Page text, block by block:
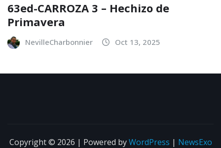
63ed-CARROZA 3 – Hechizo de
Primavera
NevilleCharbonnier Oct 13, 2025
Copyright © 2026 | Powered byWordPress | NewsExo